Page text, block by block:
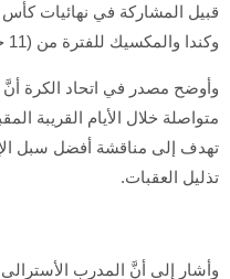
قبيل المشاركة في نهائيات كأس
وكندا والمكسيك للفترة من (11 حزيران ولغاية 19 تموز المقبلين).
وأوضح مصدر في اتحاد الكرة
متواصلة خلال الأيام القريبة
تهدف إلى مناقشة أفضل سبل
تذليل العقبات.
وأشار إلى أنَّ المدرب